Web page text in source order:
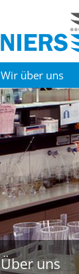
Wir über uns
Über uns